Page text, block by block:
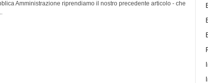
Amministrazione riprendiamo il nostro precedente articolo - che